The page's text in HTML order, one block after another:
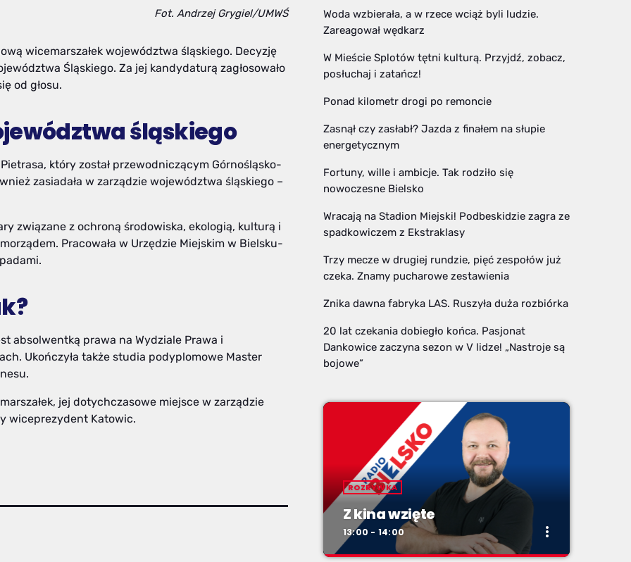
Fot. Andrzej Grygiel/UMWŚ
wicemarszałek województwa śląskiego. Decyzję
Śląskiego. Za jej kandydaturą zagłosowało
od głosu.
śląskiego
który został przewodniczącym Górnośląsko-
zasiadała w zarządzie województwa śląskiego –
związane z ochroną środowiska, ekologią, kulturą i
Pracowała w Urzędzie Miejskim w Bielsku-
absolwentką prawa na Wydziale Prawa i
Ukończyła także studia podyplomowe Master
jej dotychczasowe miejsce w zarządzie
wiceprezydent Katowic.
Woda wzbierała, a w rzece wciąż byli ludzie.
Zareagował wędkarz
W Mieście Splotów tętni kulturą. Przyjdź, zobacz,
posłuchaj i zatańcz!
Ponad kilometr drogi po remoncie
Zasnął czy zasłabł? Jazda z finałem na słupie
energetycznym
Fortuny, wille i ambicje. Tak rodziło się
nowoczesne Bielsko
Wracają na Stadion Miejski! Podbeskidzie zagra ze
spadkowiczem z Ekstraklasy
Trzy mecze w drugiej rundzie, pięć zespołów już
czeka. Znamy pucharowe zestawienia
Znika dawna fabryka LAS. Ruszyła duża rozbiórka
20 lat czekania dobiegło końca. Pasjonat
Dankowice zaczyna sezon w V lidze! „Nastroje są
bojowe”
ROZRYWKA
Z kina wzięte
13:00 - 14:00 more_vert